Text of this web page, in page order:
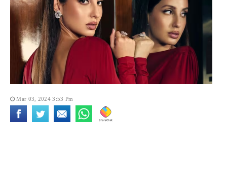
Mar 03, 2024 3:53 Pm